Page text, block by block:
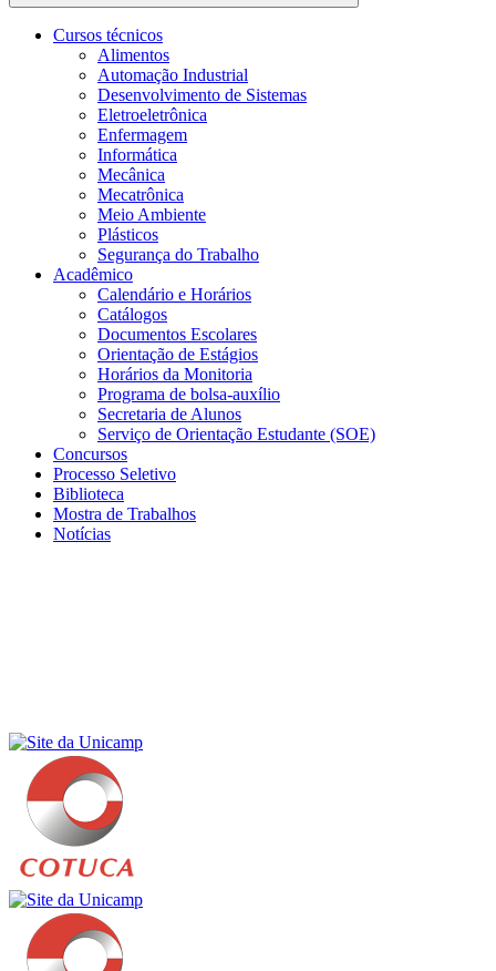
Buscar
Cursos técnicos
Alimentos
Automação Industrial
Desenvolvimento de Sistemas
Eletroeletrônica
Enfermagem
Informática
Mecânica
Mecatrônica
Meio Ambiente
Plásticos
Segurança do Trabalho
Acadêmico
Calendário e Horários
Catálogos
Documentos Escolares
Orientação de Estágios
Horários da Monitoria
Programa de bolsa-auxílio
Secretaria de Alunos
Serviço de Orientação Estudante (SOE)
Concursos
Processo Seletivo
Biblioteca
Mostra de Trabalhos
Notícias